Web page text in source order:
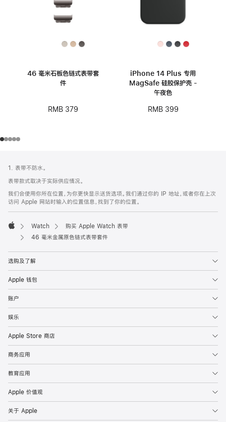
46 毫米石板色链式表带套
件
RMB 379
iPhone 14 Plus 专用
MagSafe 硅胶保护壳 -
午夜色
RMB 399
页
脚
注
1. 表带不防水。
表带款式取决于实际供应情况。
我们会使用你所在位置，为你更快显示送货选项。我们通过你的 IP 地址，或者你在上次
访问 Apple 网站时输入的位置信息，找到了你的位置。
Apple
Watch
购买 Apple Watch 表带
46 毫米金属原色链式表带套件
选购及了解
Apple 钱包
账户
娱乐
Apple Store 商店
商务应用
教育应用
Apple 价值观
关于 Apple